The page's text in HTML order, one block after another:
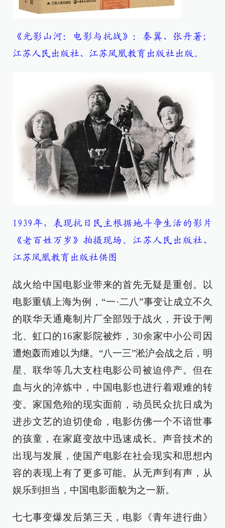
《光影山河：电影与抗战》：秦翼、张丹著；
江苏人民出版社、江苏凤凰教育出版社出版。
1939年，表现抗日民主根据地斗争生活的影片
《老百姓万岁》拍摄现场。江苏人民出版社、
江苏凤凰教育出版社供图
战火给中国电影业带来的首先无疑是重创。以
电影重镇上海为例，“一·二八”事变让成立不久
的联华天通庵制片厂全部毁于战火，开设于闸
北、虹口的16家影院被炸，30余家中小公司因
遭炮轰而难以为继。“八一三”淞沪会战之后，明
星、联华等几大支柱电影公司被迫停产。但在
血与火的淬炼中，中国电影也进行着艰难的转
变。家国危殆的现实面前，动员民众抗日成为
进步文艺的迫切使命，电影仿佛一个不谙世事
的孩童，在家庭变故中迅速成长。声音技术的
出现与发展，使国产电影在社会现实和思想内
容的表现上有了更多可能。从无声到有声，从
娱乐到担当，中国电影面貌为之一新。
七七事变爆发后第三天，电影《青年进行曲》